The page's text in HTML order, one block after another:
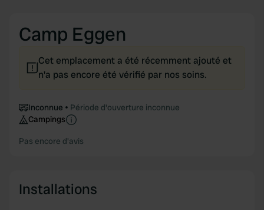
Camp Eggen
Cet emplacement a été récemment ajouté et
n'a pas encore été vérifié par nos soins.
Inconnue
Période d'ouverture inconnue
Campings
Pas encore d'avis
Installations